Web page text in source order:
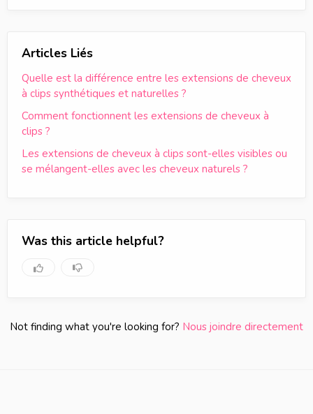
Articles Liés
Quelle est la différence entre les extensions de cheveux
à clips synthétiques et naturelles ?
Comment fonctionnent les extensions de cheveux à
clips ?
Les extensions de cheveux à clips sont-elles visibles ou
se mélangent-elles avec les cheveux naturels ?
Was this article helpful?
Not finding what you're looking for? Nous joindre directement